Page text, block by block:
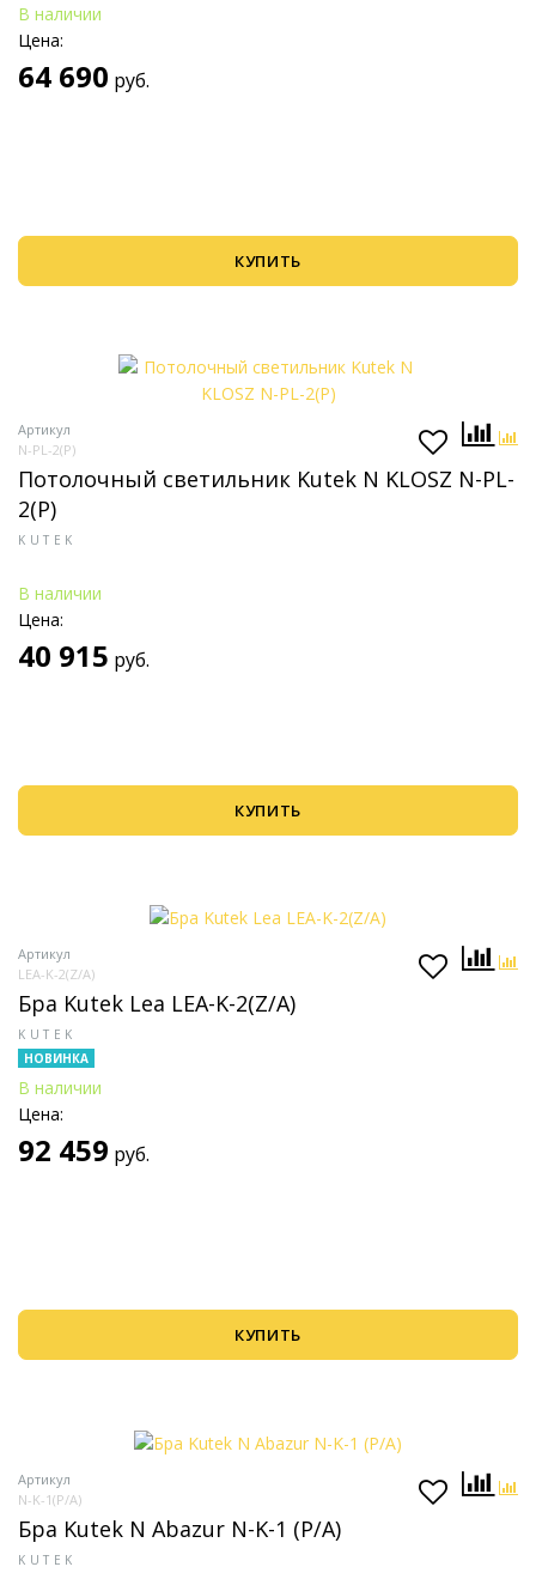
В наличии
Цена:
64 690 руб.
КУПИТЬ
Артикул
N-PL-2(P)
Потолочный светильник Kutek N KLOSZ N-PL-
2(P)
KUTEK
В наличии
Цена:
40 915 руб.
КУПИТЬ
Артикул
LEA-K-2(Z/A)
Бра Kutek Lea LEA-K-2(Z/A)
KUTEK
НОВИНКА
В наличии
Цена:
92 459 руб.
КУПИТЬ
Артикул
N-K-1(P/A)
Бра Kutek N Abazur N-K-1 (P/A)
KUTEK